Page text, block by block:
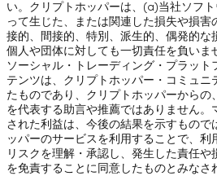
い。クリプトホッパーは、(a)当社ソフ
って生じた、または関連した損失や損害
接的、間接的、特別、派生的、偶発的な
個人や団体に対しても一切責任を負いま
ソーシャル・トレーディング・プラット
テンツは、クリプトホッパー・コミュニ
たものであり、クリプトホッパーからの
を代表する助言や推薦ではありません。
された利益は、今後の結果を示すもので
ッパーのサービスを利用することで、利
リスクを理解・承認し、発生した責任や
を免責することに同意したものとみなさ